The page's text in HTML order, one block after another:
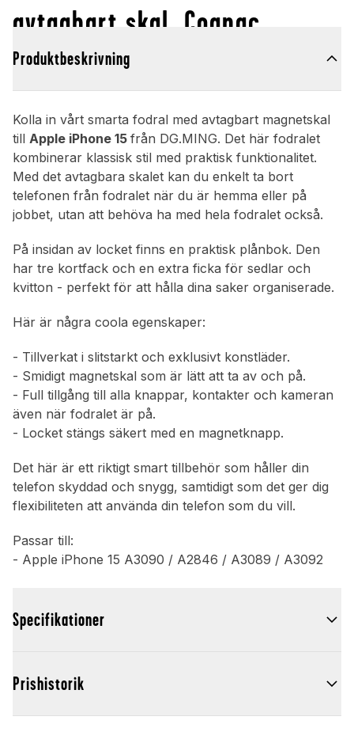
avtagbart skal, Cognac
Produktbeskrivning
Kolla in vårt smarta fodral med avtagbart magnetskal
till Apple iPhone 15 från DG.MING. Det här fodralet
kombinerar klassisk stil med praktisk funktionalitet.
Med det avtagbara skalet kan du enkelt ta bort
telefonen från fodralet när du är hemma eller på
jobbet, utan att behöva ha med hela fodralet också.
På insidan av locket finns en praktisk plånbok. Den
har tre kortfack och en extra ficka för sedlar och
kvitton - perfekt för att hålla dina saker organiserade.
Här är några coola egenskaper:
- Tillverkat i slitstarkt och exklusivt konstläder.
- Smidigt magnetskal som är lätt att ta av och på.
- Full tillgång till alla knappar, kontakter och kameran
även när fodralet är på.
- Locket stängs säkert med en magnetknapp.
Det här är ett riktigt smart tillbehör som håller din
telefon skyddad och snygg, samtidigt som det ger dig
flexibiliteten att använda din telefon som du vill.
Passar till:
- Apple iPhone 15 A3090 / A2846 / A3089 / A3092
Specifikationer
Prishistorik